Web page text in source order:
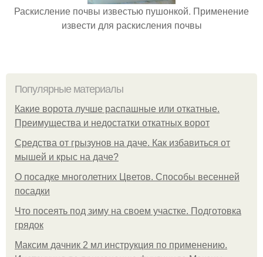
Раскисление почвы известью пушонкой. Применение
извести для раскисления почвы
Популярные материалы
Какие ворота лучше распашные или откатные.
Преимущества и недостатки откатных ворот
Средства от грызунов на даче. Как избавиться от
мышей и крыс на даче?
О посадке многолетних Цветов. Способы весенней
посадки
Что посеять под зиму на своем участке. Подготовка
грядок
Максим дачник 2 мл инструкция по применению.